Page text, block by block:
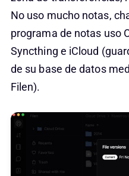
No uso mucho notas,
programa de notas uso
Syncthing e iCloud
de su base de datos
Filen).